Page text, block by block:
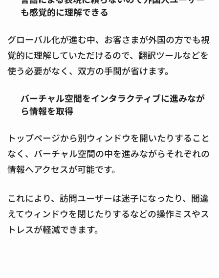
も感覚的に理解できる
グローバル化が進む中、お客さまが外国の方でも視
覚的に理解していただけるので、翻訳ツールなどを
使う必要がなく、双方の手間が省けます。
バーチャル空間をインタラクティブに進みなが
ら情報を取得
トップページから別ウィンドウを開いたりすること
なく、バーチャル空間の中を進みながらそれぞれの
情報へアクセスが可能です。
これにより、訪問ユーザーは迷子になったり、間違
えてウィンドウを閉じたりするなどの操作ミスやス
トレスが軽減できます。